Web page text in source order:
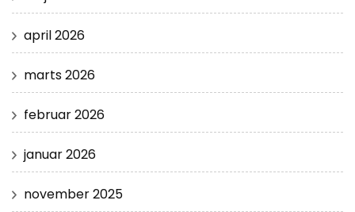
april 2026
marts 2026
februar 2026
januar 2026
november 2025